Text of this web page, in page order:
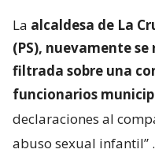
La alcaldesa de La
(PS), nuevamente
filtrada sobre una
funcionarios
declaraciones al
abuso sexual infantil” .